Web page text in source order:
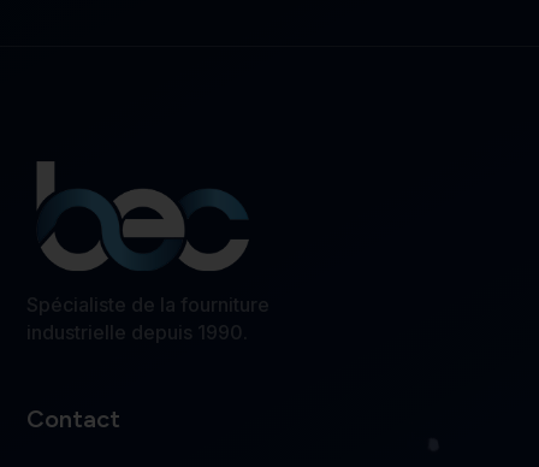
Spécialiste de la fourniture
industrielle depuis 1990.
Contact